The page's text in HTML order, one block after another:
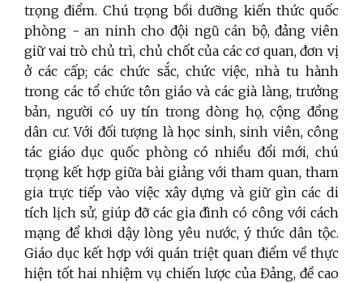
trọng điểm. Chú trọng bồi dưỡng kiến thức quốc
phòng - an ninh cho đội ngũ cán bộ, đảng viên
giữ vai trò chủ trì, chủ chốt của các cơ quan, đơn vị
ở các cấp; các chức sắc, chức việc, nhà tu hành
trong các tổ chức tôn giáo và các già làng, trưởng
bản, người có uy tín trong dòng họ, cộng đồng
dân cư. Với đối tượng là học sinh, sinh viên, công
tác giáo dục quốc phòng có nhiều đổi mới, chú
trọng kết hợp giữa bài giảng với tham quan, tham
gia trực tiếp vào việc xây dựng và giữ gìn các di
tích lịch sử, giúp đỡ các gia đình có công với cách
mạng để khơi dậy lòng yêu nước, ý thức dân tộc.
Giáo dục kết hợp với quán triệt quan điểm về thực
hiện tốt hai nhiệm vụ chiến lược của Đảng, đề cao